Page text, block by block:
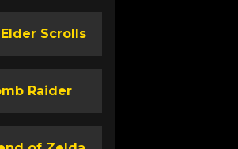
Scrolls
Raider